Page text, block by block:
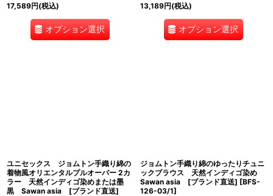
17,589円(税込)
オプション選択
13,189円(税込)
オプション選択
ユニセックス ジョムトン手織り綿の
着物風オリエンタルプルオーバー 2カ
ラー 天然インディゴ染めまたは墨
黒 Sawan asia [ブランド直送]
ジョムトン手織り綿のゆったりチュニ
ックブラウス 天然インディゴ染め
Sawan asia [ブランド直送] [BFS-
126-03/1]